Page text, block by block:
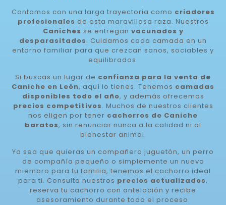
Contamos con una larga trayectoria como criadores
profesionales de esta maravillosa raza. Nuestros
Caniches se entregan vacunados y
desparasitados. Cuidamos cada camada en un
entorno familiar para que crezcan sanos, sociables y
equilibrados.
Si buscas un lugar de confianza para la venta de
Caniche en León, aquí lo tienes. Tenemos camadas
disponibles todo el año, y además ofrecemos
precios competitivos. Muchos de nuestros clientes
nos eligen por tener cachorros de Caniche
baratos, sin renunciar nunca a la calidad ni al
bienestar animal.
Ya sea que quieras un compañero juguetón, un perro
de compañía pequeño o simplemente un nuevo
miembro para tu familia, tenemos el cachorro ideal
para ti. Consulta nuestros precios actualizados,
reserva tu cachorro con antelación y recibe
asesoramiento durante todo el proceso.